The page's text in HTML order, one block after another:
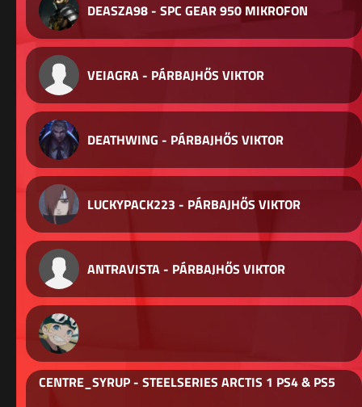
DEASZA98 - SPC GEAR 950 MIKROFON
VEIAGRA - PÁRBAJHŐS VIKTOR
DEATHWING - PÁRBAJHŐS VIKTOR
LUCKYPACK223 - PÁRBAJHŐS VIKTOR
ANTRAVISTA - PÁRBAJHŐS VIKTOR
CENTRE_SYRUP - STEELSERIES ARCTIS 1 PS4 & PS5